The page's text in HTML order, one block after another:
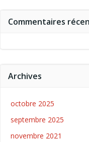
Commentaires
Archives
octobre 2025
septembre 2025
novembre 2021